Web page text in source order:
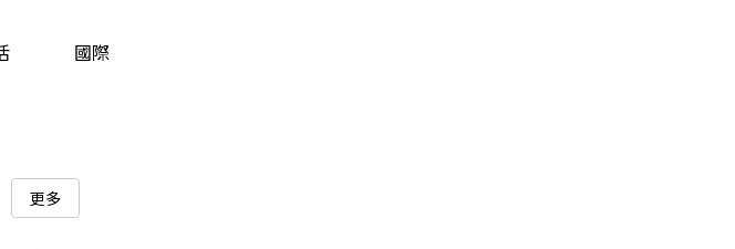
國際
更多